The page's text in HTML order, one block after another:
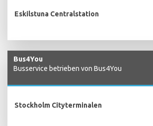
Eskilstuna Centralstation
Bus4You
Busservice betrieben von Bus4You
Stockholm Cityterminalen